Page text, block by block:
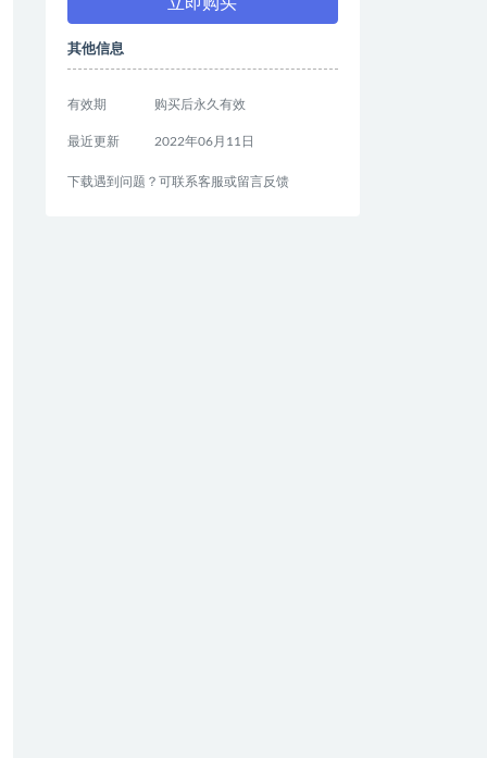
立即购买
其他信息
有效期 购买后永久有效
最近更新 2022年06月11日
下载遇到问题？可联系客服或留言反馈